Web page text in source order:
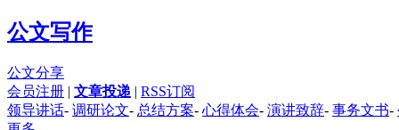
公文写作
公文分享
会员注册 | 文章投递 | RSS订阅
领导讲话- 调研论文- 总结方案- 心得体会- 演讲致辞- 事务文书-